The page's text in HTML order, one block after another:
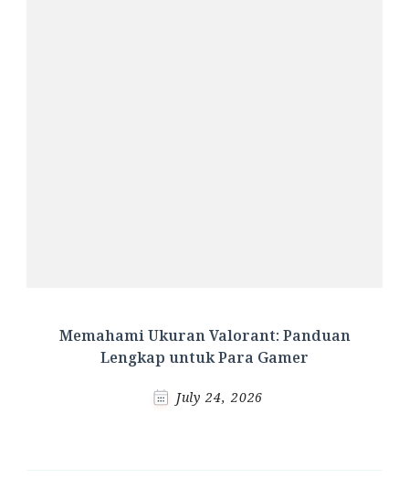
Memahami Ukuran Valorant: Panduan
Lengkap untuk Para Gamer
July 24, 2026